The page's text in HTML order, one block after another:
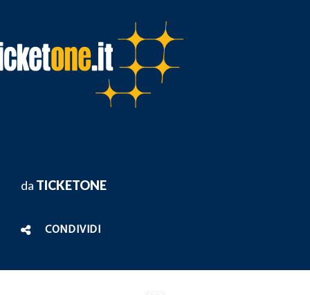
da TICKETONE
CONDIVIDI